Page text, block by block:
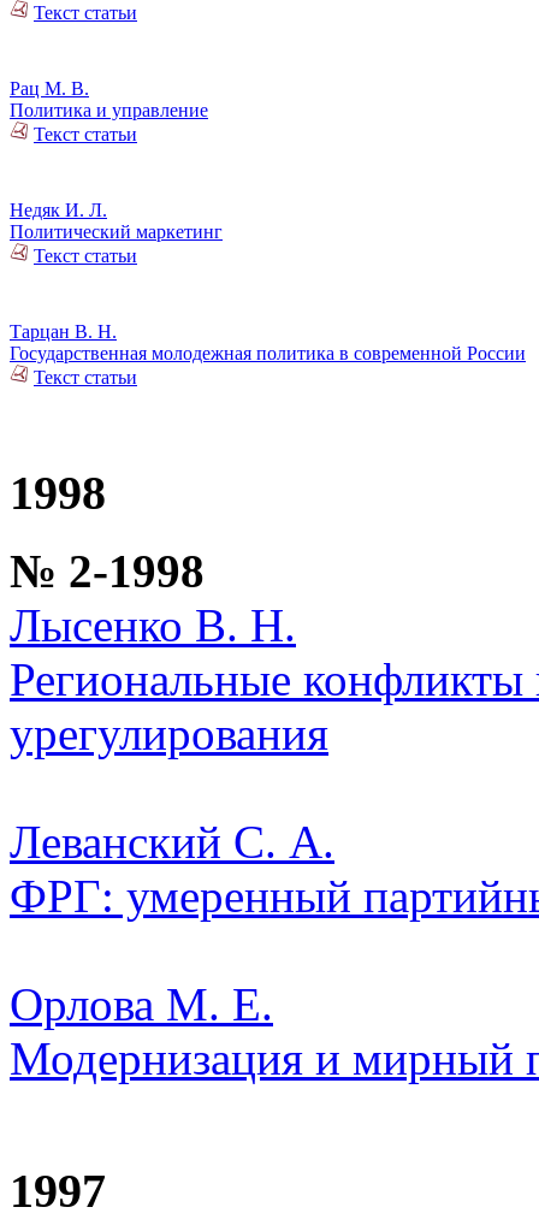
Текст статьи
Рац М. В.
Политика и управление
Текст статьи
Недяк И. Л.
Политический маркетинг
Текст статьи
Тарцан В. Н.
Государственная молодежная политика в современной России
Текст статьи
1998
№ 2-1998
Лысенко В. Н.
Региональные
урегулирования
Леванский С. А.
ФРГ: умеренный
Орлова М. Е.
Модернизация и мирный
1997